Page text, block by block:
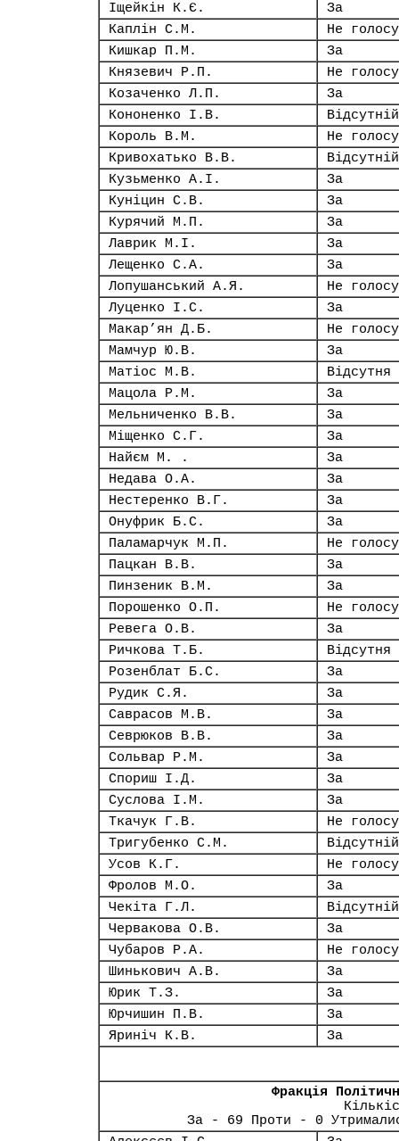
Іщейкін К.Є.
За
Каплін С.М.
Не
Кишкар П.М.
За
Князевич Р.П.
Не
Козаченко Л.П.
За
Кононенко І.В.
Відсутній
Король В.М.
Не
Кривохатько В.В.
Відсутній
Кузьменко А.І.
За
Куніцин С.В.
За
Курячий М.П.
За
Лаврик М.І.
За
Лещенко С.А.
За
Лопушанський А.Я.
Не
Луценко І.С.
За
Макар’ян Д.Б.
Не
Мамчур Ю.В.
За
Матіос М.В.
Відсутня
Мацола Р.М.
За
Мельниченко В.В.
За
Міщенко С.Г.
За
Найєм М. .
За
Недава О.А.
За
Нестеренко В.Г.
За
Онуфрик Б.С.
За
Паламарчук М.П.
Не
Пацкан В.В.
За
Пинзеник В.М.
За
Порошенко О.П.
Не
Ревега О.В.
За
Ричкова Т.Б.
Відсутня
Розенблат Б.С.
За
Рудик С.Я.
За
Саврасов М.В.
За
Севрюков В.В.
За
Сольвар Р.М.
За
Спориш І.Д.
За
Суслова І.М.
За
Ткачук Г.В.
Не
Тригубенко С.М.
Відсутній
Усов К.Г.
Не
Фролов М.О.
За
Чекіта Г.Л.
Відсутній
Червакова О.В.
За
Чубаров Р.А.
Не
Шинькович А.В.
За
Юрик Т.З.
За
Юрчишин П.В.
За
Яриніч К.В.
За
Фракція
За - 69 Проти - 0